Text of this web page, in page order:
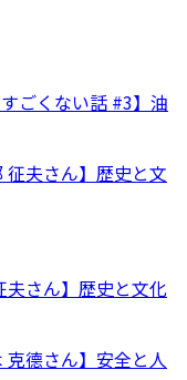
ごくない話 #3】油
夫さん】歴史と文化